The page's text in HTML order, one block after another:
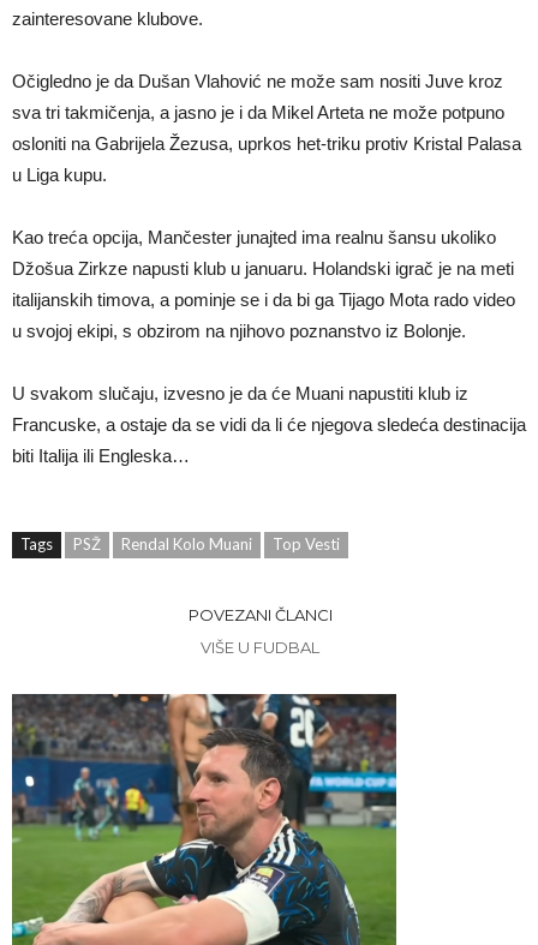
zainteresovane klubove.
Očigledno je da Dušan Vlahović ne može sam nositi Juve kroz
sva tri takmičenja, a jasno je i da Mikel Arteta ne može potpuno
osloniti na Gabrijela Žezusa, uprkos het-triku protiv Kristal Palasa
u Liga kupu.
Kao treća opcija, Mančester junajted ima realnu šansu ukoliko
Džošua Zirkze napusti klub u januaru. Holandski igrač je na meti
italijanskih timova, a pominje se i da bi ga Tijago Mota rado video
u svojoj ekipi, s obzirom na njihovo poznanstvo iz Bolonje.
U svakom slučaju, izvesno je da će Muani napustiti klub iz
Francuske, a ostaje da se vidi da li će njegova sledeća destinacija
biti Italija ili Engleska…
Tags PSŽ Rendal Kolo Muani Top Vesti
POVEZANI ČLANCI
VIŠE U FUDBAL